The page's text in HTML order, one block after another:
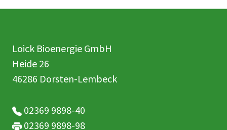
Loick Bioenergie GmbH
Heide 26
46286 Dorsten-Lembeck
02369 9898-40
02369 9898-98